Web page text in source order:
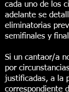
cada uno de los
adelante se
eliminatorias
semifinales y
Si un cantaor/a
por
justificadas, a la
correspondiente